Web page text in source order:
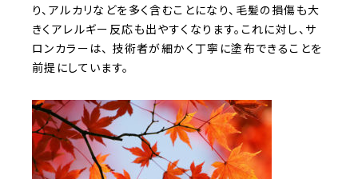
り、アルカリなどを多く含むことになり、毛髪の損傷も大
きくアレルギー反応も出やすくなります。これに対し、サ
ロンカラーは、 技術者が細かく丁寧に塗布できることを
前提にしています。